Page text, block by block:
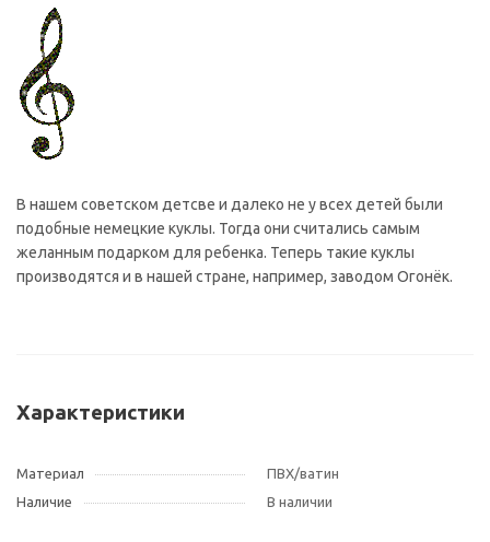
В нашем советском детсве и далеко не у всех детей были
подобные немецкие куклы. Тогда они считались самым
желанным подарком для ребенка. Теперь такие куклы
производятся и в нашей стране, например, заводом Огонёк.
Характеристики
Материал
ПВХ/ватин
Наличие
В наличии